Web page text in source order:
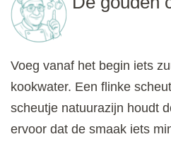
Voeg vanaf het begin iets
kookwater. Een flinke
scheutje natuurazijn houdt
ervoor dat de smaak iets